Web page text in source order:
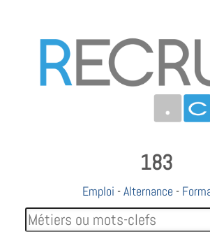
183
Emploi -Alternance -